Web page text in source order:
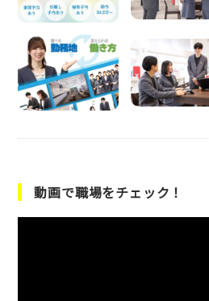
動画で職場をチェック！